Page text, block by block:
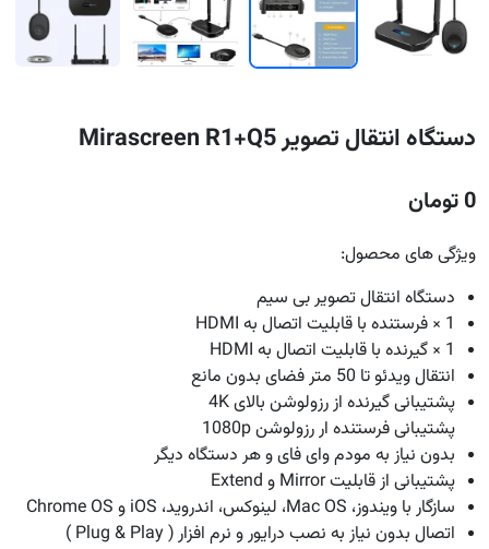
دستگاه انتقال تصویر Mirascreen R1+Q5
0 تومان
ویژگی های محصول:
دستگاه انتقال تصویر بی سیم
1 × فرستنده با قابلیت اتصال به HDMI
1 × گیرنده با قابلیت اتصال به HDMI
انتقال ویدئو تا 50 متر فضای بدون مانع
پشتیبانی گیرنده از رزولوشن بالای 4K
پشتیبانی فرستنده ار رزولوشن 1080p
بدون نیاز به مودم وای فای و هر دستگاه دیگر
پشتیبانی از قابلیت Mirror و Extend
سازگار با ویندوز، Mac OS، لینوکس، اندروید، iOS و Chrome OS
اتصال بدون نیاز به نصب درایور و نرم افزار ( Plug & Play )